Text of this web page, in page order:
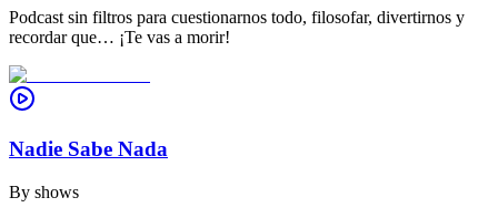
Podcast sin filtros para cuestionarnos todo, filosofar, divertirnos y
recordar que… ¡Te vas a morir!
Nadie Sabe Nada
By shows